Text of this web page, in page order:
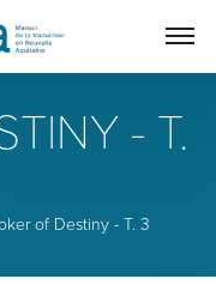
- T.
of Destiny - T. 3